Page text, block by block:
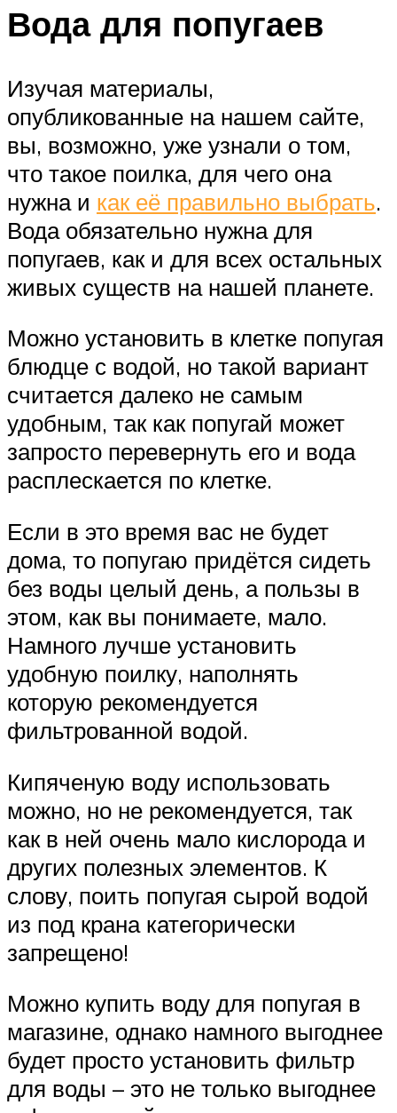
Вода для попугаев
Изучая материалы,
опубликованные на нашем сайте,
вы, возможно, уже узнали о том,
что такое поилка, для чего она
нужна и как её правильно выбрать.
Вода обязательно нужна для
попугаев, как и для всех остальных
живых существ на нашей планете.
Можно установить в клетке попугая
блюдце с водой, но такой вариант
считается далеко не самым
удобным, так как попугай может
запросто перевернуть его и вода
расплескается по клетке.
Если в это время вас не будет
дома, то попугаю придётся сидеть
без воды целый день, а пользы в
этом, как вы понимаете, мало.
Намного лучше установить
удобную поилку, наполнять
которую рекомендуется
фильтрованной водой.
Кипяченую воду использовать
можно, но не рекомендуется, так
как в ней очень мало кислорода и
других полезных элементов. К
слову, поить попугая сырой водой
из под крана категорически
запрещено!
Можно купить воду для попугая в
магазине, однако намного выгоднее
будет просто установить фильтр
для воды – это не только выгоднее